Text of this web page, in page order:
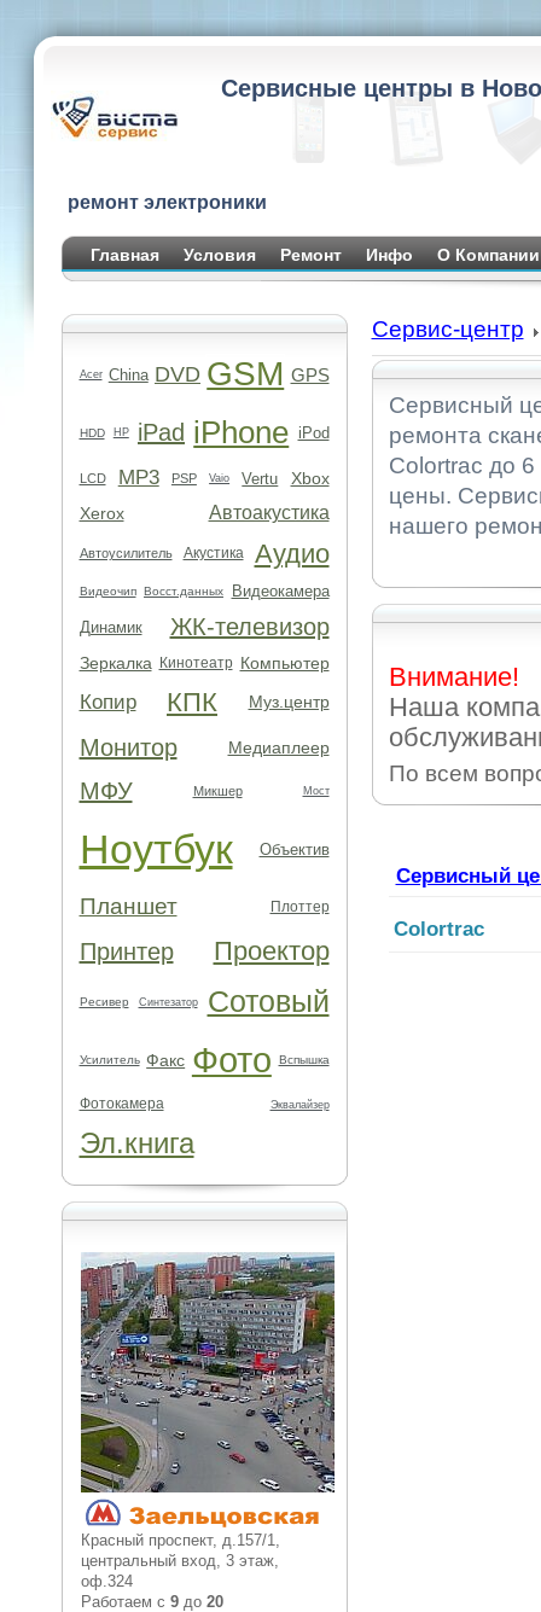
Сервисные центры в
ремонт электроники
Главная Условия Ремонт Инфо О Компании
Acer China DVD GSM GPS
HDD HP iPad iPhone iPod
LCD MP3 PSP Vaio Vertu
Xbox
Xerox
Автоакустика
Автоусилитель Акустика Аудио
Видеочип Восст.данных
Видеокамера
Динамик
ЖК-телевизор
Зеркалка Кинотеатр Компьютер
Копир КПК Муз.центр
Монитор Медиаплеер
МФУ Микшер Мост
Ноутбук Объектив
Планшет Плоттер
Принтер Проектор
Ресивер Синтезатор Сотовый
Усилитель Факс Фото Вспышка
Фотокамера Эквалайзер
Эл.книга
Красный проспект, д.157/1,
центральный вход, 3 этаж,
оф.324
Работаем с 9до 20
Сервис-центр
Сервисный
ремонта
Colortrac до 6
цены.
нашего
Внимание!
Наша
По всем
Сервисный
Colortrac